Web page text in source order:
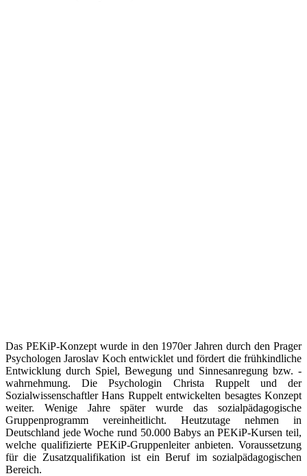
Das PEKiP-Konzept wurde in den 1970er Jahren durch den Prager
Psychologen Jaroslav Koch entwicklet und fördert die frühkindliche
Entwicklung durch Spiel, Bewegung und Sinnesanregung bzw. -
wahrnehmung. Die Psychologin Christa Ruppelt und der
Sozialwissenschaftler Hans Ruppelt entwickelten besagtes Konzept
weiter. Wenige Jahre später wurde das sozialpädagogische
Gruppenprogramm vereinheitlicht. Heutzutage nehmen in
Deutschland jede Woche rund 50.000 Babys an PEKiP-Kursen teil,
welche qualifizierte PEKiP-Gruppenleiter anbieten. Voraussetzung
für die Zusatzqualifikation ist ein Beruf im sozialpädagogischen
Bereich.